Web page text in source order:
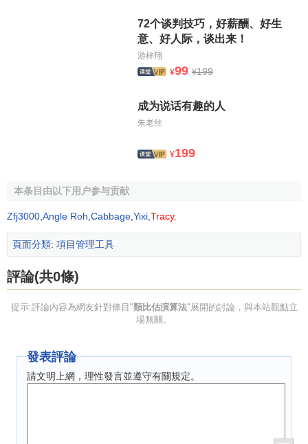
72个谈判技巧，好薪酬、好生
意、好人际，谈出来！
游梓翔
¥99 ¥199
成为说话有趣的人
朱老丝
¥199
本条目由以下用户参与贡献
Zfj3000 Angle Roh Cabbage Yixi Tracy.
頁面分類: 項目管理工具
評論(共0條)
提示:評論內容為網友針對條目"類比估演算法"展開的討論，與本站觀點立
場無關。
發表評論
請文明上網，理性發言並遵守有關規定。